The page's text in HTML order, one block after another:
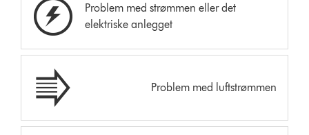
Problem med strømmen eller det
elektriske anlegget
Problem med luftstrømmen